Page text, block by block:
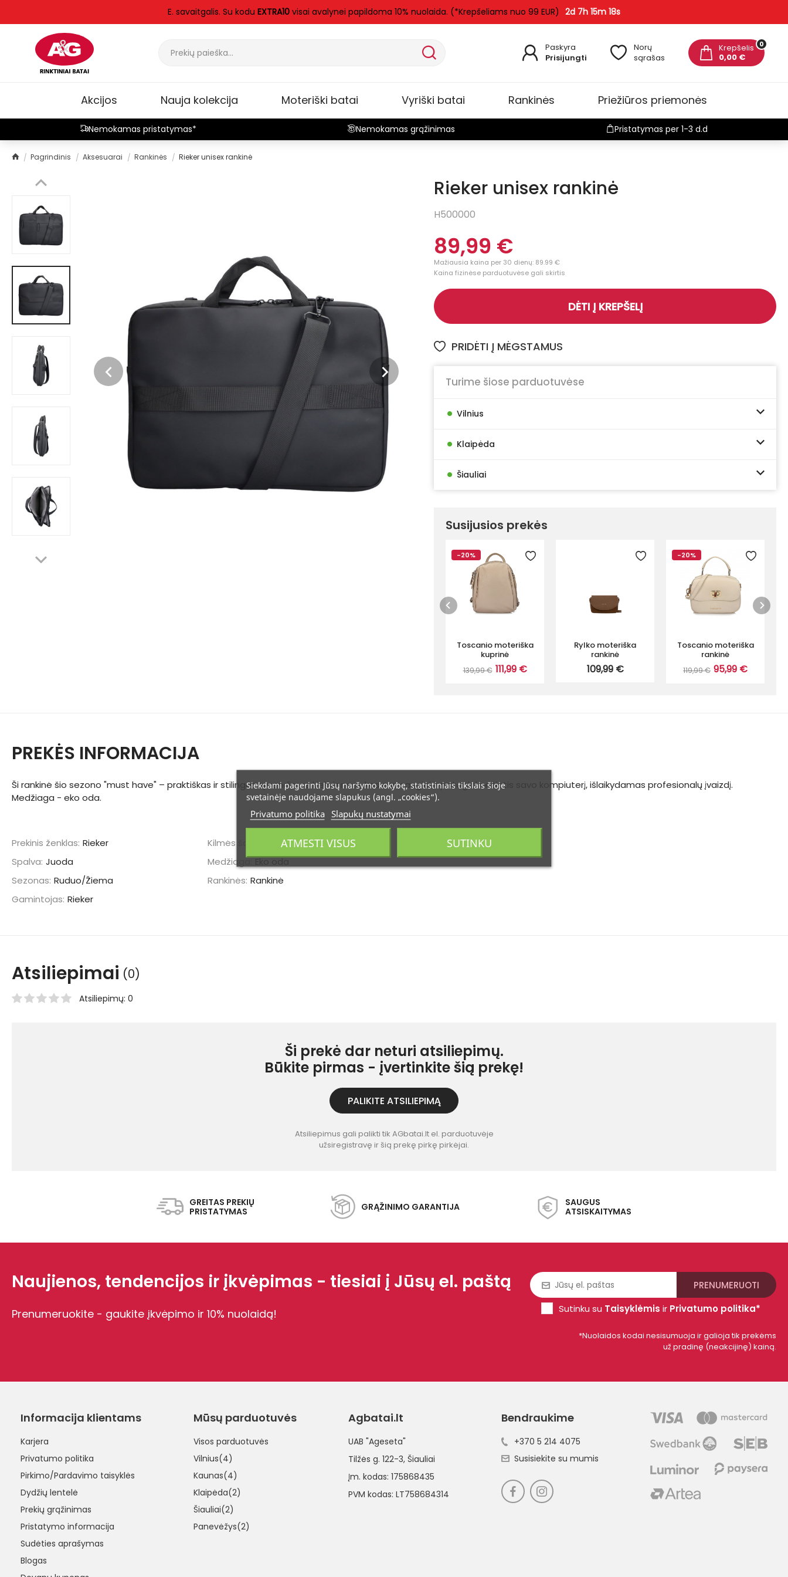
E. savaitgalis. Su kodu EXTRA10 visai avalynei papildoma 10% nuolaida. (*Krepšeliams nuo 99 EUR) 2d 7h 15m 17s
Paskyra
Prisijungti
Norų
sąrašas
0
Krepšelis
0,00 €
Akcijos Nauja kolekcija Moteriški batai Vyriški batai Rankinės Priežiūros priemonės
Nemokamas pristatymas* Nemokamas grąžinimas Pristatymas per 1-3 d.d
Pagrindinis Aksesuarai Rankinės Rieker unisex rankinė
Rieker unisex rankinė
H500000
89,99 €
Mažiausia kaina per 30 dienų: 89.99 €
Kaina fizinėse parduotuvėse gali skirtis
DĖTI Į KREPŠELĮ
PRIDĖTI Į MĖGSTAMUS
Turime šiose parduotuvėse
• Vilnius
• Klaipėda
• Šiauliai
Susijusios prekės
-20%
Toscanio moteriška
kuprinė
139,99 € 111,99 €
Rylko moteriška
rankinė
109,99 €
-20%
Toscanio moteriška
rankinė
119,99 € 95,99 €
PREKĖS INFORMACIJA
Ši rankinė šio sezono "must have" – praktiškas ir stilingas sprendimas kiekvienam, kas nori saugiai ir patogiai nešiotis savo kompiuterį, išlaikydamas profesionalų įvaizdį.
Medžiaga - eko oda.
Prekinis ženklas: Rieker
Spalva: Juoda
Sezonas: Ruduo/Žiema
Gamintojas: Rieker
Kilmės šalis:
Medžiaga: Eko oda
Rankinės: Rankinė
Atsiliepimai (0)
Atsiliepimų: 0
Ši prekė dar neturi atsiliepimų.
Būkite pirmas - įvertinkite šią prekę!
PALIKITE ATSILIEPIMĄ
Atsiliepimus gali palikti tik AGbatai.lt el. parduotuvėje
užsiregistravę ir šią prekę pirkę pirkėjai.
GREITAS PREKIŲ
PRISTATYMAS
GRĄŽINIMO GARANTIJA
SAUGUS
ATSISKAITYMAS
Naujienos, tendencijos ir įkvėpimas - tiesiai į Jūsų el. paštą
Prenumeruokite - gaukite įkvėpimo ir 10% nuolaidą! Sutinku su Taisyklėmis ir Privatumo politika*
*Nuolaidos kodai nesisumuoja ir galioja tik prekėms
už pradinę (neakcijinę) kainą.
Informacija klientams
Karjera
Privatumo politika
Pirkimo/Pardavimo taisyklės
Dydžių lentelė
Prekių grąžinimas
Pristatymo informacija
Sudėties aprašymas
Blogas
Mūsų parduotuvės
Visos parduotuvės
Vilnius(4)
Kaunas(4)
Klaipėda(2)
Šiauliai(2)
Panevėžys(2)
Agbatai.lt
UAB "Ageseta"
Tilžės g. 122-3, Šiauliai
Įm. kodas: 175868435
PVM kodas: LT758684314
Bendraukime
+370 5 214 4075
Susisiekite su mumis
Siekdami pagerinti Jūsų naršymo kokybę, statistiniais tikslais šioje
svetainėje naudojame slapukus (angl. „cookies“).
Privatumo politika Slapukų nustatymai
ATMESTI VISUS SUTINKU